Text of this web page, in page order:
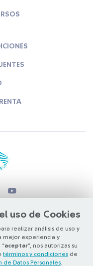
uso de Cookies
realizar análisis de uso y
mejor experiencia y
“aceptar”, nos autorizas su
términos y condiciones de
Datos Personales
2026